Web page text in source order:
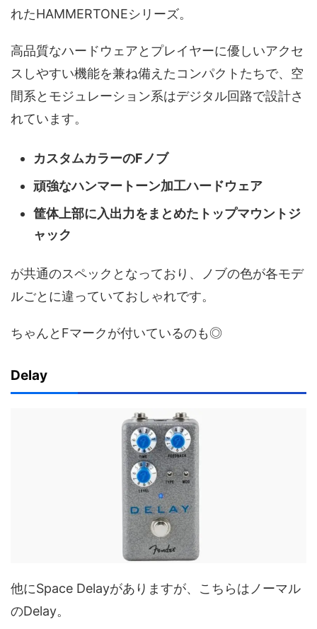
れたHAMMERTONEシリーズ。
高品質なハードウェアとプレイヤーに優しいアクセ
スしやすい機能を兼ね備えたコンパクトたちで、空
間系とモジュレーション系はデジタル回路で設計さ
れています。
カスタムカラーのFノブ
頑強なハンマートーン加工ハードウェア
筐体上部に入出力をまとめたトップマウントジ
ャック
が共通のスペックとなっており、ノブの色が各モデ
ルごとに違っていておしゃれです。
ちゃんとFマークが付いているのも◎
Delay
他にSpace Delayがありますが、こちらはノーマル
のDelay。